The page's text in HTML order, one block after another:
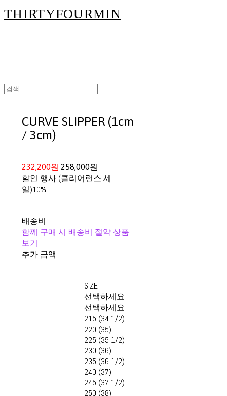
THIRTYFOURMIN
CURVE SLIPPER (1cm
/ 3cm)
232,200원 258,000원
할인 행사 (클리어런스 세
일)10%
배송비 -
함께 구매 시 배송비 절약 상품
보기
추가 금액
SIZE
선택하세요.
선택하세요.
215 (34 1/2)
220 (35)
225 (35 1/2)
230 (36)
235 (36 1/2)
240 (37)
245 (37 1/2)
250 (38)